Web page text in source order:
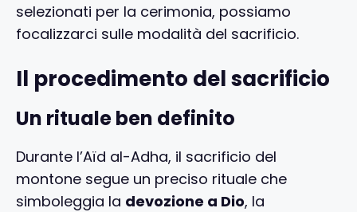
selezionati per la cerimonia, possiamo
focalizzarci sulle modalità del sacrificio.
Il procedimento del sacrificio
Un rituale ben definito
Durante l’Aïd al-Adha, il sacrificio del
montone segue un preciso rituale che
simboleggia la devozione a Dio, la